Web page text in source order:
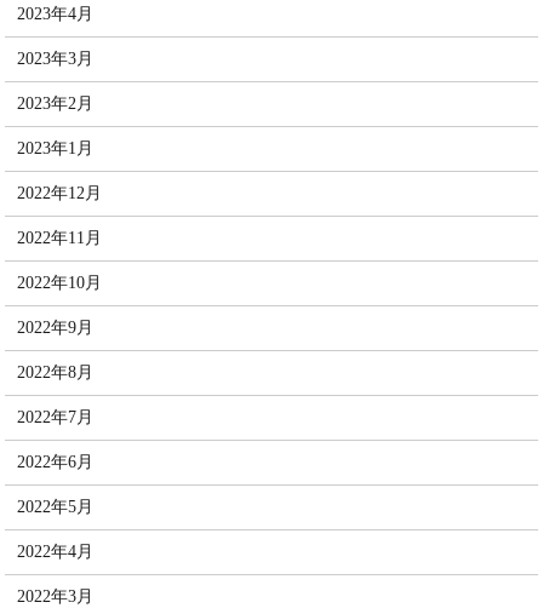
2023年4月
2023年3月
2023年2月
2023年1月
2022年12月
2022年11月
2022年10月
2022年9月
2022年8月
2022年7月
2022年6月
2022年5月
2022年4月
2022年3月